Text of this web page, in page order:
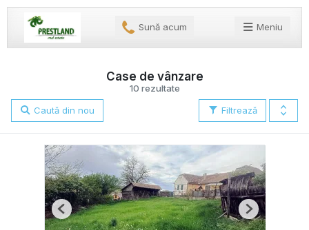
Sună acum Meniu
10 rezultate
Case de vânzare
Filtrează
Caută din nou
Previous Next